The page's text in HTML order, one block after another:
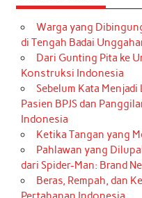
Warga yang
di Tengah Badai
Dari Gunting Pita ke
Konstruksi Indonesia
Sebelum Kata
Pasien BPJS dan
Indonesia
Ketika Tangan yang
Pahlawan yang
dari Spider-Man: Brand
Beras, Rempah, dan